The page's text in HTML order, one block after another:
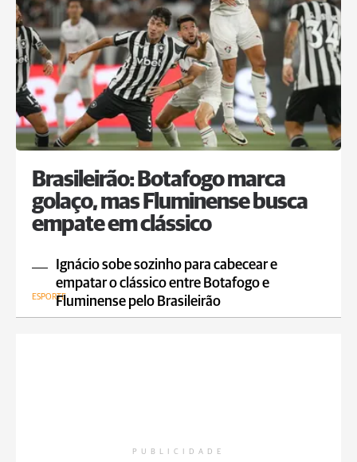
Brasileirão: Botafogo marca
golaço, mas Fluminense busca
empate em clássico
Ignácio sobe sozinho para cabecear e
empatar o clássico entre Botafogo e
Fluminense pelo Brasileirão
ESPORTE
PUBLICIDADE